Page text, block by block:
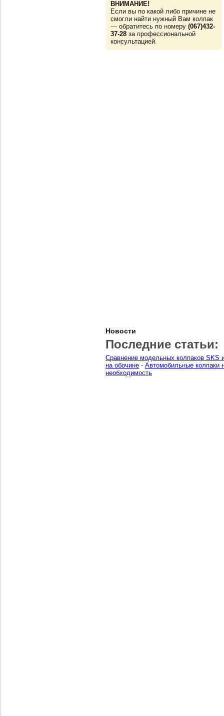
ВНИМАНИЕ!
Если вы по какой либо причине не
смогли найти нужный Вам колпак
— обратитесь по номеру (067)432-
37-28 за профессиональной
консультацией.
Новости
Последние статьи:
Сравнение модельных колпаков SKS
на обочине - Автомобильные колпаки
необходимость